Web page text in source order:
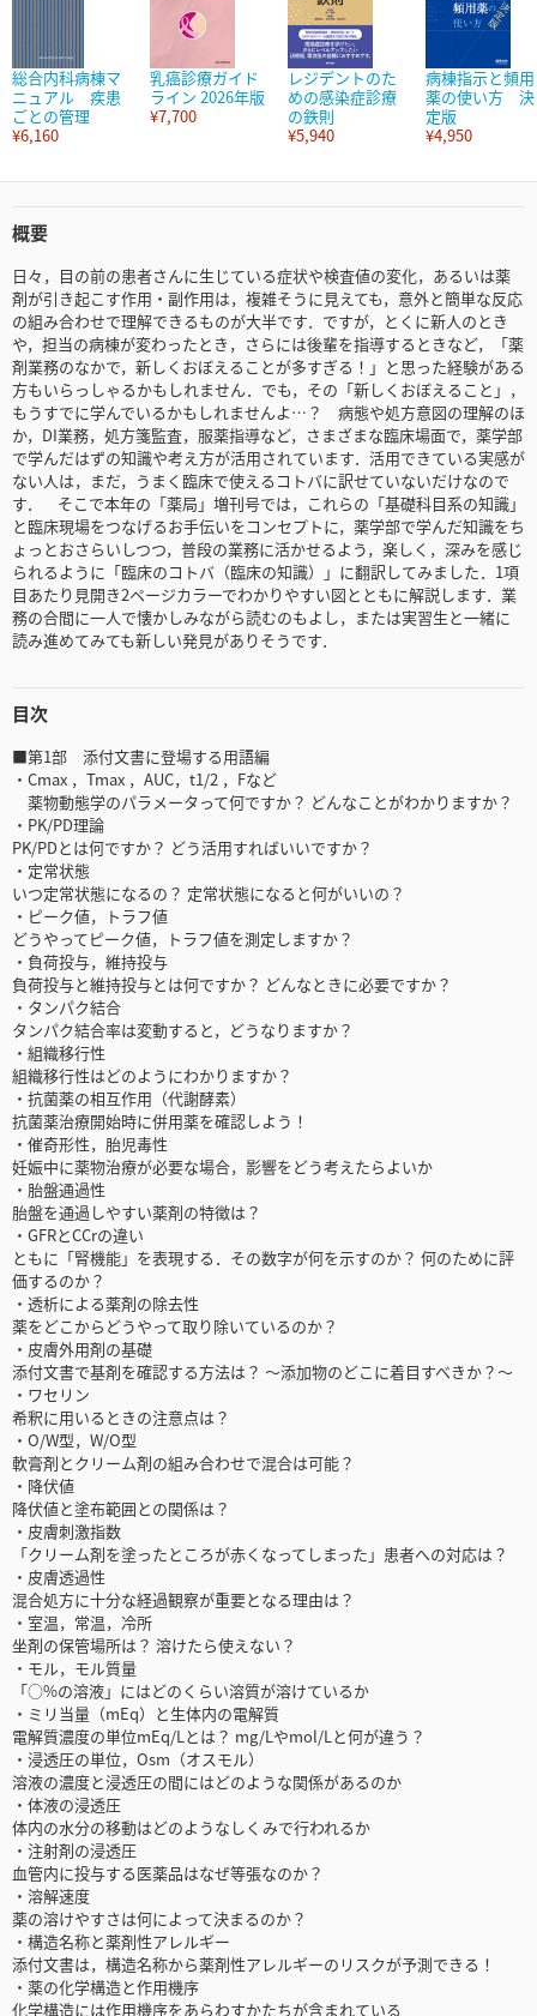
総合内科病棟マ
ニュアル 疾患
ごとの管理
¥6,160
乳癌診療ガイド
ライン 2026年版
¥7,700
レジデントのた
めの感染症診療
の鉄則
¥5,940
病棟指示と頻用
薬の使い方 決
定版
¥4,950
概要
日々，目の前の患者さんに生じている症状や検査値の変化，あるいは薬
剤が引き起こす作用・副作用は，複雑そうに見えても，意外と簡単な反応
の組み合わせで理解できるものが大半です．ですが，とくに新人のとき
や，担当の病棟が変わったとき，さらには後輩を指導するときなど，「薬
剤業務のなかで，新しくおぼえることが多すぎる！」と思った経験がある
方もいらっしゃるかもしれません．でも，その「新しくおぼえること」，
もうすでに学んでいるかもしれませんよ…？ 病態や処方意図の理解のほ
か，DI業務，処方箋監査，服薬指導など，さまざまな臨床場面で，薬学部
で学んだはずの知識や考え方が活用されています．活用できている実感が
ない人は，まだ，うまく臨床で使えるコトバに訳せていないだけなので
す． そこで本年の「薬局」増刊号では，これらの「基礎科目系の知識」
と臨床現場をつなげるお手伝いをコンセプトに，薬学部で学んだ知識をち
ょっとおさらいしつつ，普段の業務に活かせるよう，楽しく，深みを感じ
られるように「臨床のコトバ（臨床の知識）」に翻訳してみました．1項
目あたり見開き2ページカラーでわかりやすい図とともに解説します．業
務の合間に一人で懐かしみながら読むのもよし，または実習生と一緒に
読み進めてみても新しい発見がありそうです．
目次
■第1部 添付文書に登場する用語編
・Cmax ，Tmax ，AUC，t1/2 ，Fなど
薬物動態学のパラメータって何ですか？ どんなことがわかりますか？
・PK/PD理論
PK/PDとは何ですか？ どう活用すればいいですか？
・定常状態
いつ定常状態になるの？ 定常状態になると何がいいの？
・ピーク値，トラフ値
どうやってピーク値，トラフ値を測定しますか？
・負荷投与，維持投与
負荷投与と維持投与とは何ですか？ どんなときに必要ですか？
・タンパク結合
タンパク結合率は変動すると，どうなりますか？
・組織移行性
組織移行性はどのようにわかりますか？
・抗菌薬の相互作用（代謝酵素）
抗菌薬治療開始時に併用薬を確認しよう！
・催奇形性，胎児毒性
妊娠中に薬物治療が必要な場合，影響をどう考えたらよいか
・胎盤通過性
胎盤を通過しやすい薬剤の特徴は？
・GFRとCCrの違い
ともに「腎機能」を表現する．その数字が何を示すのか？ 何のために評
価するのか？
・透析による薬剤の除去性
薬をどこからどうやって取り除いているのか？
・皮膚外用剤の基礎
添付文書で基剤を確認する方法は？ ～添加物のどこに着目すべきか？～
・ワセリン
希釈に用いるときの注意点は？
・O/W型，W/O型
軟膏剤とクリーム剤の組み合わせで混合は可能？
・降伏値
降伏値と塗布範囲との関係は？
・皮膚刺激指数
「クリーム剤を塗ったところが赤くなってしまった」患者への対応は？
・皮膚透過性
混合処方に十分な経過観察が重要となる理由は？
・室温，常温，冷所
坐剤の保管場所は？ 溶けたら使えない？
・モル，モル質量
「○%の溶液」にはどのくらい溶質が溶けているか
・ミリ当量（mEq）と生体内の電解質
電解質濃度の単位mEq/Lとは？ mg/Lやmol/Lと何が違う？
・浸透圧の単位，Osm（オスモル）
溶液の濃度と浸透圧の間にはどのような関係があるのか
・体液の浸透圧
体内の水分の移動はどのようなしくみで行われるか
・注射剤の浸透圧
血管内に投与する医薬品はなぜ等張なのか？
・溶解速度
薬の溶けやすさは何によって決まるのか？
・構造名称と薬剤性アレルギー
添付文書は，構造名称から薬剤性アレルギーのリスクが予測できる！
・薬の化学構造と作用機序
化学構造には作用機序をあらわすかたちが含まれている